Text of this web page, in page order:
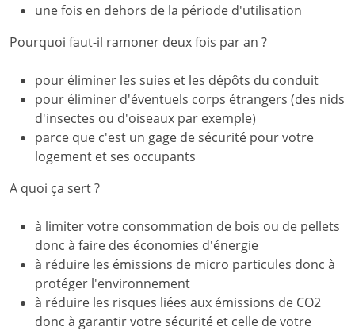
une fois en dehors de la période d'utilisation
Pourquoi faut-il ramoner deux fois par an ?
pour éliminer les suies et les dépôts du conduit
pour éliminer d'éventuels corps étrangers (des nids
d'insectes ou d'oiseaux par exemple)
parce que c'est un gage de sécurité pour votre
logement et ses occupants
A quoi ça sert ?
à limiter votre consommation de bois ou de pellets
donc à faire des économies d'énergie
à réduire les émissions de micro particules donc à
protéger l'environnement
à réduire les risques liées aux émissions de CO2
donc à garantir votre sécurité et celle de votre